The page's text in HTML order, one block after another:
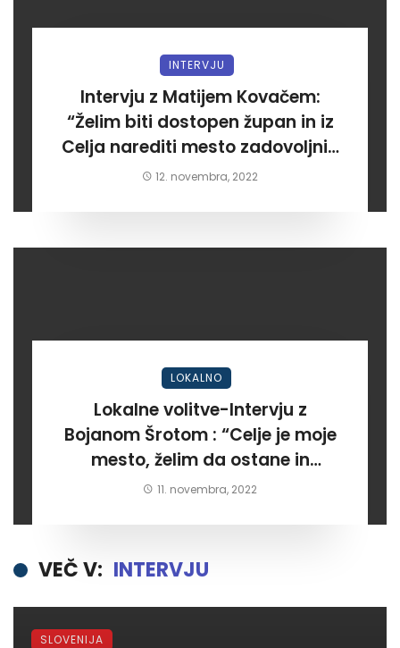
INTERVJU
Intervju z Matijem Kovačem:
“Želim biti dostopen župan in iz
Celja narediti mesto zadovoljnih
meščanov”
12. novembra, 2022
LOKALNO
Lokalne volitve-Intervju z
Bojanom Šrotom : “Celje je moje
mesto, želim da ostane in
postane kraj kjer bodo ljudje
11. novembra, 2022
VEČ V: INTERVJU
SLOVENIJA